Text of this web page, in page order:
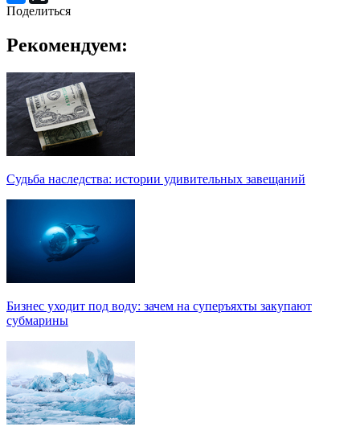
Поделиться
Рекомендуем:
Судьба наследства: истории удивительных завещаний
Бизнес уходит под воду: зачем на суперъяхты закупают
субмарины